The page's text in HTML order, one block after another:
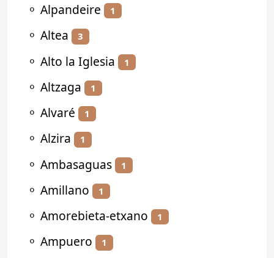
⚬ Alpandeire 1
⚬ Altea 3
⚬ Alto la Iglesia 1
⚬ Altzaga 1
⚬ Alvaré 1
⚬ Alzira 1
⚬ Ambasaguas 1
⚬ Amillano 1
⚬ Amorebieta-etxano 1
⚬ Ampuero 1